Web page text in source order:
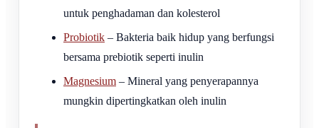
untuk penghadaman dan kolesterol
Probiotik – Bakteria baik hidup yang berfungsi
bersama prebiotik seperti inulin
Magnesium – Mineral yang penyerapannya
mungkin dipertingkatkan oleh inulin